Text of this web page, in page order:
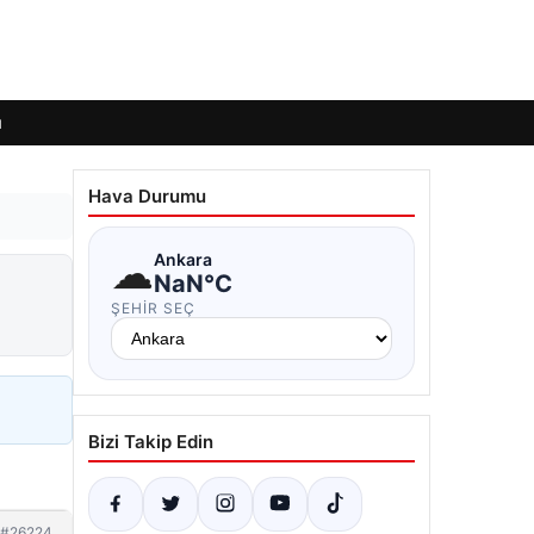
Hava Durumu
☁Ankara
NaN°C
ŞEHIR SEÇ
Bizi Takip Edin